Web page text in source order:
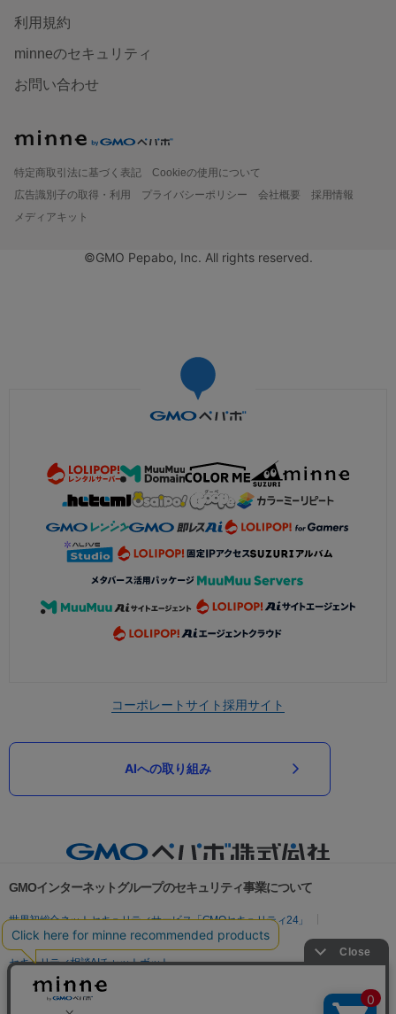
利用規約
minneのセキュリティ
お問い合わせ
特定商取引法に基づく表記
Cookieの使用について
広告識別子の取得・利用
プライバシーポリシー 会社概要
採用情報
メディアキット
©GMO Pepabo, Inc. All rights reserved.
コーポレートサイト採用サイト
AIへの取り組み
GMOインターネットグループのセキュリティ事業について
世界初総合ネットセキュリティサービス「GMOセキュリティ24」
パスワード漏洩診断
Webサイトリスク診断
セキュリティ相談AIチャットボット
実在証明・盗聴対策